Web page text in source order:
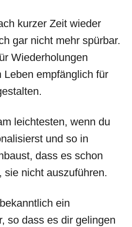
kurzer Zeit wieder
gar nicht mehr spürbar.
Wiederholungen
Leben empfänglich für
leichtesten, wenn du
und so in
dass es schon
sie nicht auszuführen.
ein
so dass es dir gelingen